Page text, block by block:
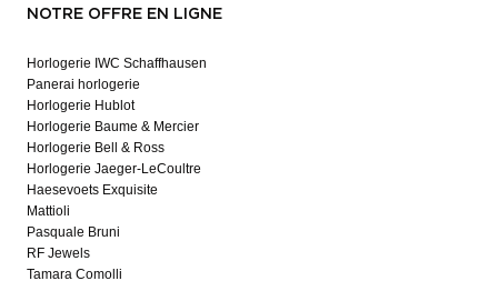
NOTRE OFFRE EN LIGNE
Horlogerie IWC Schaffhausen
Panerai horlogerie
Horlogerie Hublot
Horlogerie Baume & Mercier
Horlogerie Bell & Ross
Horlogerie Jaeger-LeCoultre
Haesevoets Exquisite
Mattioli
Pasquale Bruni
RF Jewels
Tamara Comolli